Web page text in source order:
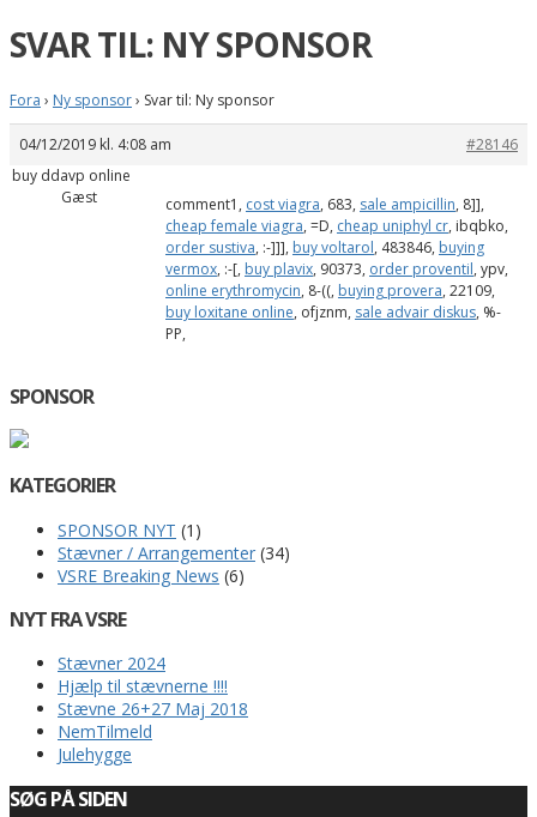
SVAR TIL: NY SPONSOR
Fora › Ny sponsor› Svar til: Ny sponsor
04/12/2019 kl. 4:08 am
#28146
buy ddavp online
Gæst
comment1, cost viagra, 683, sale ampicillin, 8]],
cheap female viagra, =D, cheap uniphyl cr, ibqbko,
order sustiva, :-]]], buy voltarol, 483846, buying
vermox, :-[, buy plavix, 90373, order proventil, ypv,
online erythromycin, 8-((, buying provera, 22109,
buy loxitane online, ofjznm, sale advair diskus, %-
PP,
SPONSOR
KATEGORIER
SPONSOR NYT (1)
Stævner / Arrangementer (34)
VSRE Breaking News (6)
NYT FRA VSRE
Stævner 2024
Hjælp til stævnerne !!!!
Stævne 26+27 Maj 2018
NemTilmeld
Julehygge
SØG PÅ SIDEN